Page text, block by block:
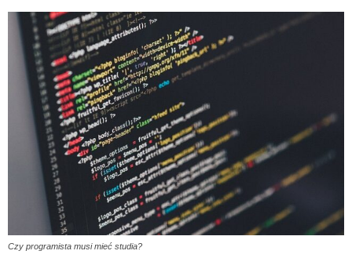
Czy programista musi mieć studia?